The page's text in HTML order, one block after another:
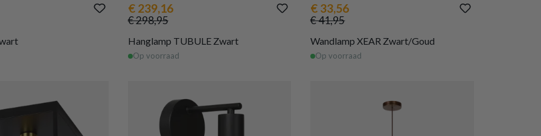
€ 239,16
€ 298,95
Hanglamp TUBULE Zwart
Op voorraad
€ 33,56
€ 41,95
Wandlamp XEAR Zwart/Goud
Op voorraad